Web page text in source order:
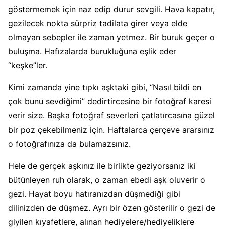
göstermemek için naz edip durur sevgili. Hava kapatır,
gezilecek nokta sürpriz tadilata girer veya elde
olmayan sebepler ile zaman yetmez. Bir buruk geçer o
buluşma. Hafızalarda burukluğuna eşlik eder
“keşke”ler.
Kimi zamanda yine tıpkı aşktaki gibi, “Nasıl bildi en
çok bunu sevdiğimi” dedirtircesine bir fotoğraf karesi
verir size. Başka fotoğraf severleri çatlatırcasına güzel
bir poz çekebilmeniz için. Haftalarca çerçeve ararsınız
o fotoğrafınıza da bulamazsınız.
Hele de gerçek aşkınız ile birlikte geziyorsanız iki
bütünleyen ruh olarak, o zaman ebedi aşk oluverir o
gezi. Hayat boyu hatıranızdan düşmediği gibi
dilinizden de düşmez. Ayrı bir özen gösterilir o gezi de
giyilen kıyafetlere, alınan hediyelere/hediyeliklere